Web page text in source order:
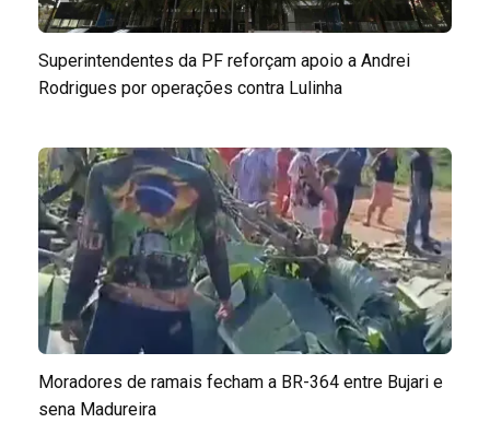
Superintendentes da PF reforçam apoio a Andrei
Rodrigues por operações contra Lulinha
Moradores de ramais fecham a BR-364 entre Bujari e
sena Madureira